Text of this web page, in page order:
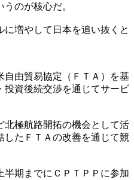
のが核心だ。
増やして日本を追い抜くと
由貿易協定（ＦＴＡ）を基
投資後続交渉を通じてサービ
北極航路開拓の機会として活
たＦＴＡの改善を通じて競
期までにＣＰＴＰＰに参加